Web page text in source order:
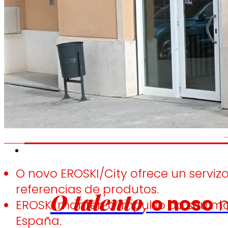
Fomentamos
alimentación saudable.
O talento,o noso
O novo EROSKI/City ofrece un
referencias de produtos.
EROSKI mantén o impulso do seu
España.